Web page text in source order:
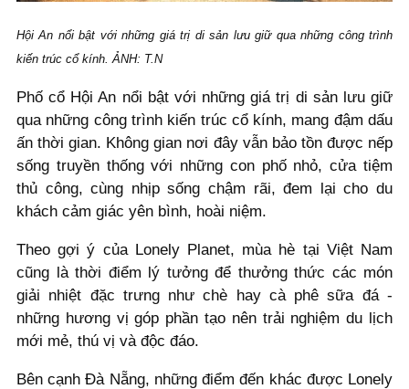
Hội An nổi bật với những giá trị di sản lưu giữ qua những công trình
kiến trúc cổ kính. ẢNH: T.N
Phố cổ Hội An nổi bật với những giá trị di sản lưu giữ
qua những công trình kiến trúc cổ kính, mang đậm dấu
ấn thời gian. Không gian nơi đây vẫn bảo tồn được nếp
sống truyền thống với những con phố nhỏ, cửa tiệm
thủ công, cùng nhịp sống chậm rãi, đem lại cho du
khách cảm giác yên bình, hoài niệm.
Theo gợi ý của Lonely Planet, mùa hè tại Việt Nam
cũng là thời điểm lý tưởng để thưởng thức các món
giải nhiệt đặc trưng như chè hay cà phê sữa đá -
những hương vị góp phần tạo nên trải nghiệm du lịch
mới mẻ, thú vị và độc đáo.
Bên cạnh Đà Nẵng, những điểm đến khác được Lonely